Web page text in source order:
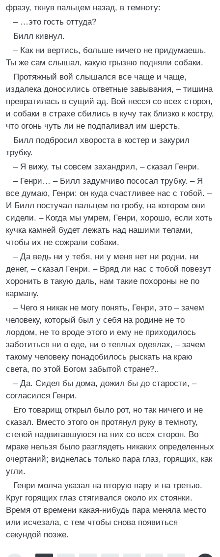
фразу, ткнув пальцем назад, в темноту:
– …это гость оттуда?
Билл кивнул.
– Как ни вертись, больше ничего не придумаешь.
Ты же сам слышал, какую грызню подняли собаки.
Протяжный вой слышался все чаще и чаще,
издалека доносились ответные завывания, – тишина
превратилась в сущий ад. Вой несся со всех сторон,
и собаки в страхе сбились в кучу так близко к костру,
что огонь чуть ли не подпаливал им шерсть.
Билл подбросил хвороста в костер и закурил
трубку.
– Я вижу, ты совсем захандрил, – сказал Генри.
– Генри… – Билл задумчиво пососал трубку. – Я
все думаю, Генри: он куда счастливее нас с тобой. –
И Билл постучал пальцем по гробу, на котором они
сидели. – Когда мы умрем, Генри, хорошо, если хоть
кучка камней будет лежать над нашими телами,
чтобы их не сожрали собаки.
– Да ведь ни у тебя, ни у меня нет ни родни, ни
денег, – сказал Генри. – Вряд ли нас с тобой повезут
хоронить в такую даль, нам такие похороны не по
карману.
– Чего я никак не могу понять, Генри, это – зачем
человеку, который был у себя на родине не то
лордом, не то вроде этого и ему не приходилось
заботиться ни о еде, ни о теплых одеялах, – зачем
такому человеку понадобилось рыскать на краю
света, по этой Богом забытой стране?..
– Да. Сидел бы дома, дожил бы до старости, –
согласился Генри.
Его товарищ открыл было рот, но так ничего и не
сказал. Вместо этого он протянул руку в темноту,
стеной надвигавшуюся на них со всех сторон. Во
мраке нельзя было разглядеть никаких определенных
очертаний; виднелась только пара глаз, горящих, как
угли.
Генри молча указал на вторую пару и на третью.
Круг горящих глаз стягивался около их стоянки.
Время от времени какая-нибудь пара меняла место
или исчезала, с тем чтобы снова появиться
секундой позже.